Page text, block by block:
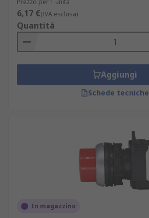
Prezzo per 1 unità
6,17 €(IVA esclusa)
Quantità
Aggiungi
Schede tecniche
In magazzino